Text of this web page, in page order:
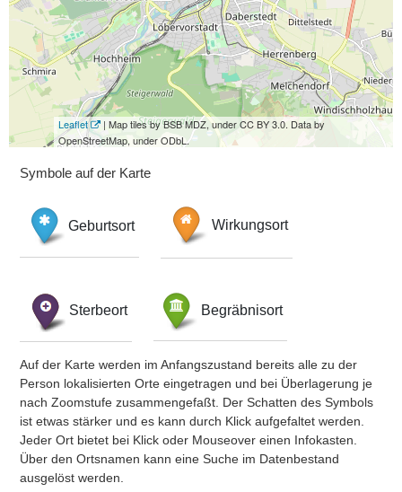
Leaflet
| Map tiles by BSB MDZ, under CC BY 3.0. Data by
OpenStreetMap, under ODbL.
Symbole auf der Karte
Geburtsort Wirkungsort
Sterbeort Begräbnisort
Auf der Karte werden im Anfangszustand bereits alle zu der
Person lokalisierten Orte eingetragen und bei Überlagerung je
nach Zoomstufe zusammengefaßt. Der Schatten des Symbols
ist etwas stärker und es kann durch Klick aufgefaltet werden.
Jeder Ort bietet bei Klick oder Mouseover einen Infokasten.
Über den Ortsnamen kann eine Suche im Datenbestand
ausgelöst werden.